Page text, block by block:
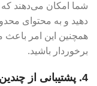
شما امکان می‌دهند که
دهید و به محتوای
همچنین این امر
برخوردار باشید.
4. پشتیبانی از چندین دستگاه